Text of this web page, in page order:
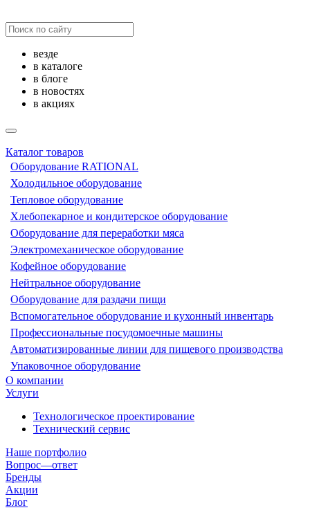
везде
в каталоге
в блоге
в новостях
в акциях
Каталог товаров
Оборудование RATIONAL
Холодильное оборудование
Тепловое оборудование
Хлебопекарное и кондитерское оборудование
Оборудование для переработки мяса
Электромеханическое оборудование
Кофейное оборудование
Нейтральное оборудование
Оборудование для раздачи пищи
Вспомогательное оборудование и кухонный инвентарь
Профессиональные посудомоечные машины
Автоматизированные линии для пищевого производства
Упаковочное оборудование
О компании
Услуги
Технологическое проектирование
Технический сервис
Наше портфолио
Вопрос—ответ
Бренды
Акции
Блог